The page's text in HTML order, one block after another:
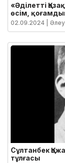
«Әділетті
өсім,
Жолдауы
02.09.2024 |
Сұлтанбек
тұлғасы